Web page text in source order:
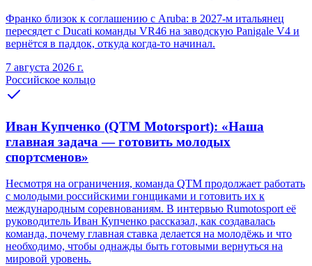
Франко близок к соглашению с Aruba: в 2027-м итальянец
пересядет с Ducati команды VR46 на заводскую Panigale V4 и
вернётся в паддок, откуда когда-то начинал.
7 августа 2026 г.
Российское кольцо
Иван Купченко (QTM Motorsport): «Наша
главная задача — готовить молодых
спортсменов»
Несмотря на ограничения, команда QTM продолжает работать
с молодыми российскими гонщиками и готовить их к
международным соревнованиям. В интервью Rumotosport её
руководитель Иван Купченко рассказал, как создавалась
команда, почему главная ставка делается на молодёжь и что
необходимо, чтобы однажды быть готовыми вернуться на
мировой уровень.